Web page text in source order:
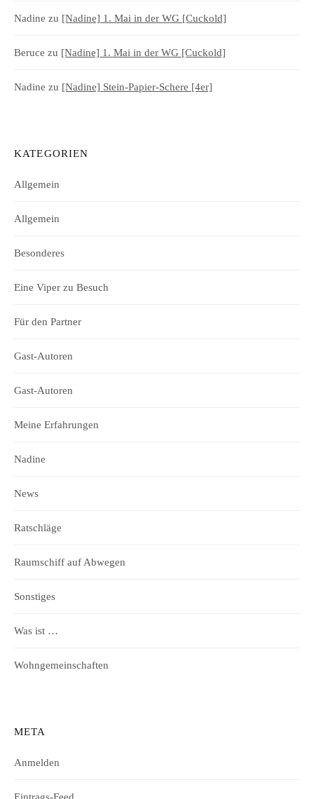
Nadine zu [Nadine] 1. Mai in der WG [Cuckold]
Beruce zu [Nadine] 1. Mai in der WG [Cuckold]
Nadine zu [Nadine] Stein-Papier-Schere [4er]
KATEGORIEN
Allgemein
Allgemein
Besonderes
Eine Viper zu Besuch
Für den Partner
Gast-Autoren
Gast-Autoren
Meine Erfahrungen
Nadine
News
Ratschläge
Raumschiff auf Abwegen
Sonstiges
Was ist …
Wohngemeinschaften
META
Anmelden
Eintrags-Feed